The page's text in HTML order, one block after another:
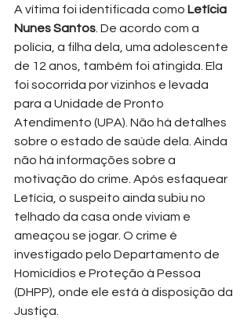
A vítima foi identificada como Letícia
Nunes Santos . De acordo com a
polícia, a filha dela, uma adolescente
de 12 anos, também foi atingida. Ela
foi socorrida por vizinhos e levada
para a Unidade de Pronto
Atendimento (UPA). Não há detalhes
sobre o estado de saúde dela. Ainda
não há informações sobre a
motivação do crime. Após esfaquear
Letícia, o suspeito ainda subiu no
telhado da casa onde viviam e
ameaçou se jogar. O crime é
investigado pelo Departamento de
Homicídios e Proteção à Pessoa
(DHPP), onde ele está à disposição da
Justiça.